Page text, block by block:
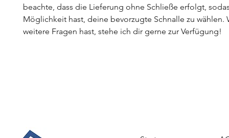
beachte, dass die Lieferung ohne Schließe erfolgt,
Möglichkeit hast, deine bevorzugte Schnalle zu wählen.
weitere Fragen hast, stehe ich dir gerne zur Verfügung!